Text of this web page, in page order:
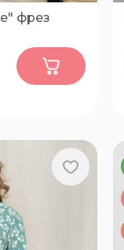
фрез